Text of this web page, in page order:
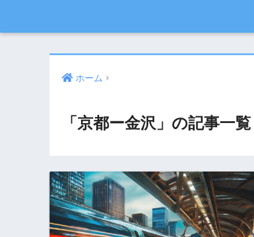
ホーム
「京都ー金沢」の記事一覧